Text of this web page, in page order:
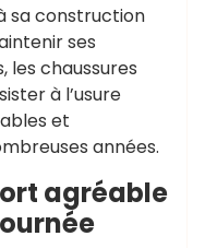
sa construction
ses
les chaussures
à l’usure
et
années.
agréable